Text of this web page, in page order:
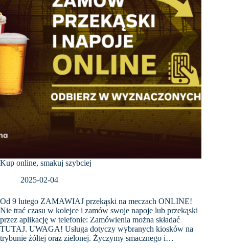
Kup online, smakuj szybciej
2025-02-04
Od 9 lutego ZAMAWIAJ przekąski na meczach ONLINE!
Nie trać czasu w kolejce i zamów swoje napoje lub przekąski
przez aplikację w telefonie: Zamówienia można składać
TUTAJ. UWAGA! Usługa dotyczy wybranych kiosków na
trybunie żółtej oraz zielonej. Życzymy smacznego i…